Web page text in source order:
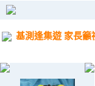
基測逢集遊 家長籲